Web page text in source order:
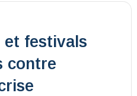
et festivals
contre